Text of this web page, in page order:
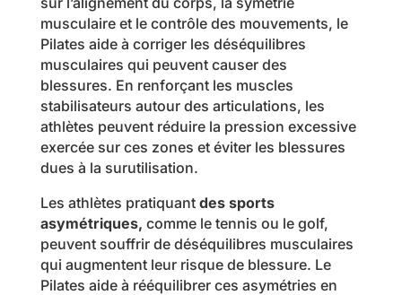
musculaire et le contrôle des mouvements, le
Pilates aide à corriger les déséquilibres
musculaires qui peuvent causer des
blessures. En renforçant les muscles
stabilisateurs autour des articulations, les
athlètes peuvent réduire la pression excessive
exercée sur ces zones et éviter les blessures
dues à la surutilisation.
Les athlètes pratiquant des sports
asymétriques, comme le tennis ou le golf,
peuvent souffrir de déséquilibres musculaires
qui augmentent leur risque de blessure. Le
Pilates aide à rééquilibrer ces asymétries en